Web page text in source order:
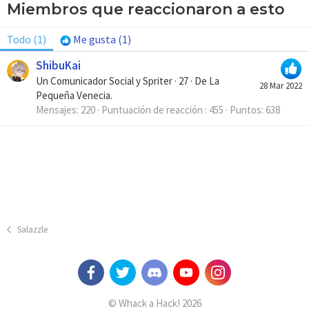
Miembros que reaccionaron a esto
Todo (1) Me gusta (1)
28 Mar 2022
ShibuKai
Un Comunicador Social y Spriter · 27 · De La
Pequeña Venecia.
Mensajes 220 Puntuación de reacción 455 Puntos 638
Salazzle
© Whack a Hack! 2026